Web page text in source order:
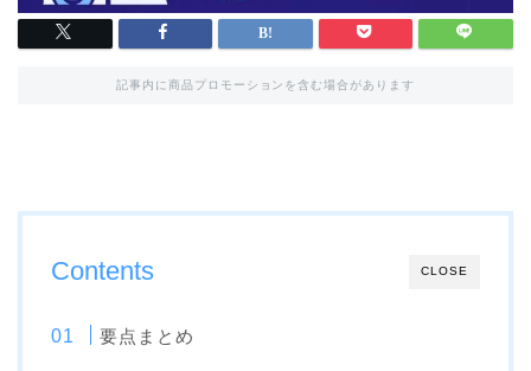
記事内に商品プロモーションを含む場合があります
CLOSE
Contents
要点まとめ